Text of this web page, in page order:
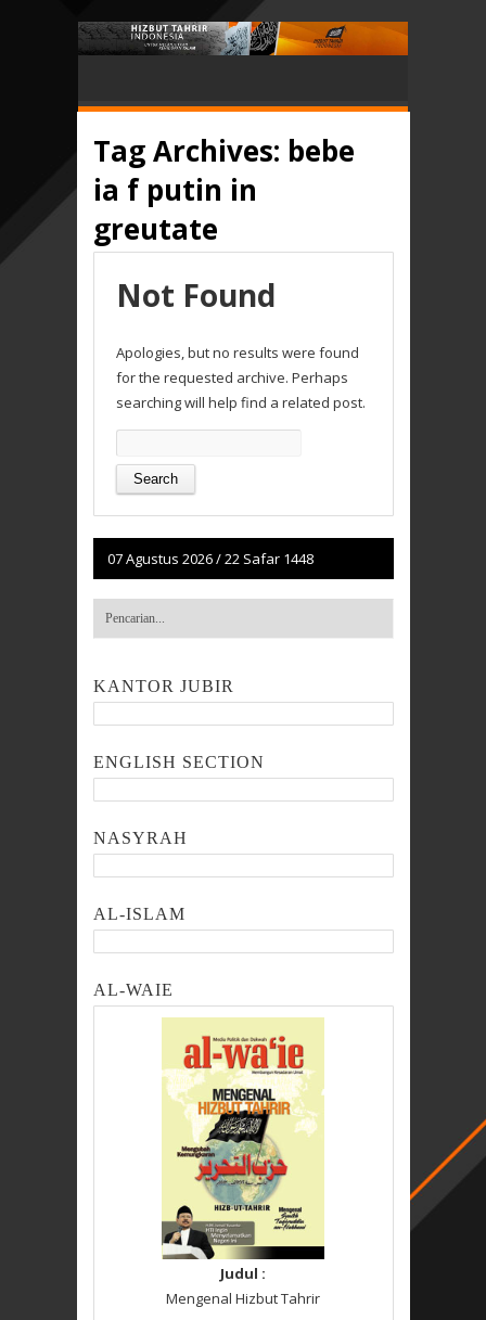
Tag Archives: bebe
ia f putin in
greutate
Not Found
Apologies, but no results were found
for the requested archive. Perhaps
searching will help find a related post.
for:
07 Agustus 2026/22 Safar 1448
KANTOR JUBIR
ENGLISH SECTION
NASYRAH
AL-ISLAM
AL-WAIE
Judul :
Mengenal Hizbut Tahrir